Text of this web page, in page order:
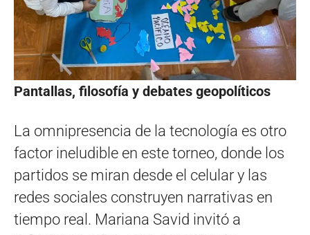
Pantallas, filosofía y debates geopolíticos
La omnipresencia de la tecnología es otro
factor ineludible en este torneo, donde los
partidos se miran desde el celular y las
redes sociales construyen narrativas en
tiempo real. Mariana Savid invitó a